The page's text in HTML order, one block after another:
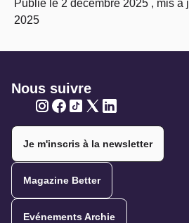
Publié le 2 décembre 2025 , mis à
2025
Nous suivre
Je m'inscris à la newsletter
Magazine Better
Evénements Archie